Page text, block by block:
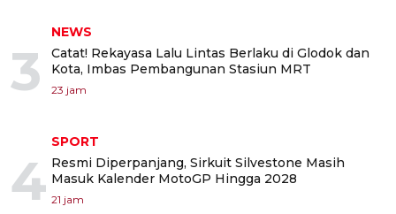
3
NEWS
Catat! Rekayasa Lalu Lintas Berlaku di Glodok dan
Kota, Imbas Pembangunan Stasiun MRT
23 jam
4
SPORT
Resmi Diperpanjang, Sirkuit Silvestone Masih
Masuk Kalender MotoGP Hingga 2028
21 jam